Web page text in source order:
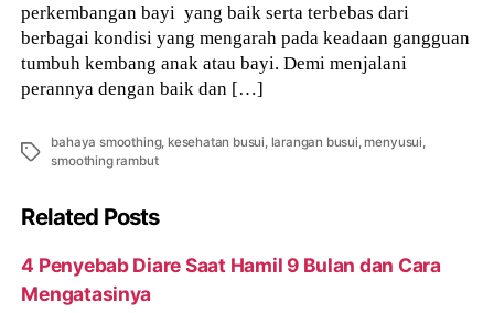
perkembangan bayi yang baik serta terbebas dari
berbagai kondisi yang mengarah pada keadaan gangguan
tumbuh kembang anak atau bayi. Demi menjalani
perannya dengan baik dan […]
Tags
bahaya smoothing, kesehatan busui, larangan busui,menyusui,
smoothing rambut
Related Posts
4 Penyebab Diare Saat Hamil 9 Bulan dan Cara
Mengatasinya